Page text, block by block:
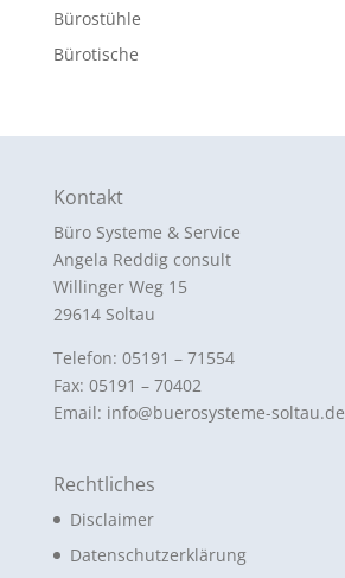
Bürostühle
Bürotische
Kontakt
Büro Systeme & Service
Angela Reddig consult
Willinger Weg 15
29614 Soltau
Telefon: 05191 – 71554
Fax: 05191 – 70402
Email: info@buerosysteme-soltau.de
Rechtliches
Disclaimer
Datenschutzerklärung